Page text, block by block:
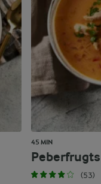
45 MIN
(53)